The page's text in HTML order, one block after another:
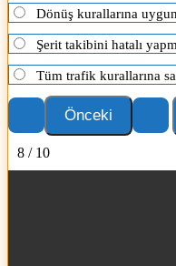
Dönüş kurallarına
Şerit takibini hatalı
Tüm trafik kurallarına
8 / 10